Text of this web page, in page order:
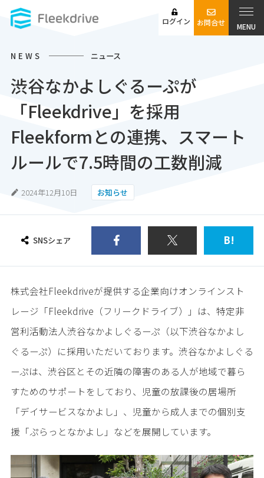
MENU
ログイン お問合せ
NEWS ニュース
渋谷なかよしぐるーぷが
「Fleekdrive」を採用
Fleekformとの連携、スマート
ルールで7.5時間の工数削減
2024年12月10日 お知らせ
SNSシェア B!
株式会社Fleekdriveが提供する企業向けオンラインスト
レージ「Fleekdrive（フリークドライブ）」は、特定非
営利活動法人渋谷なかよしぐるーぷ（以下渋谷なかよし
ぐるーぷ）に採用いただいております。渋谷なかよしぐる
ーぷは、渋谷区とその近隣の障害のある人が地域で暮ら
すためのサポートをしており、児童の放課後の居場所
「デイサービスなかよし」、児童から成人までの個別支
援「ぷらっとなかよし」などを展開しています。